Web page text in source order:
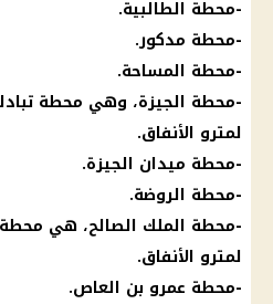
-محطة الطالبية.
-محطة مدكور.
-محطة المساحة.
-محطة الجيزة، وهي محطة
لمترو الأنفاق.
-محطة ميدان الجيزة.
-محطة الروضة.
-محطة الملك الصالح، هي محطة
لمترو الأنفاق.
-محطة عمرو بن العاص.